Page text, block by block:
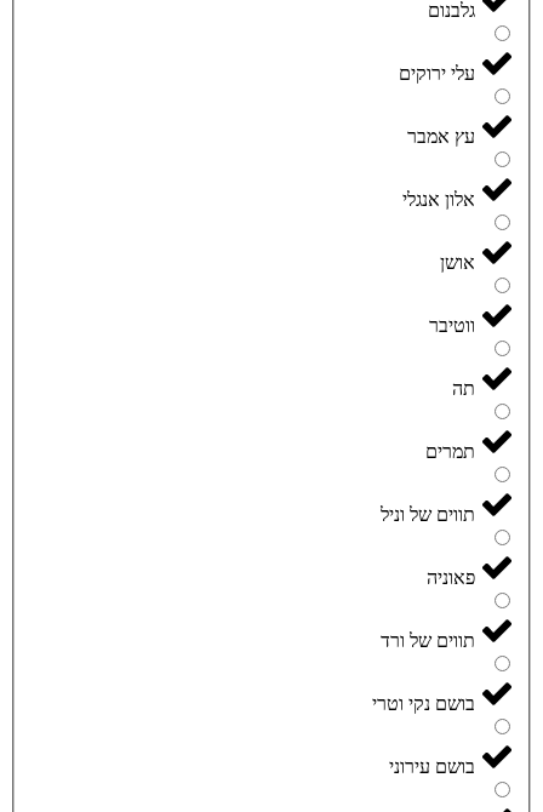
גלבנום
עלי ירוקים
עץ אמבר
אלון אנגלי
אושן
ווטיבר
תה
תמרים
תווים של וניל
פאוניה
תווים של ורד
בושם נקי וטרי
בושם עירוני